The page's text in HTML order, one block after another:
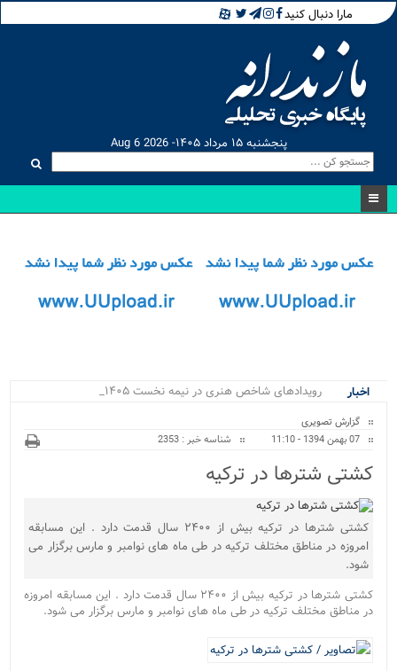
مارا دنبال کنید
پنجشنبه ۱۵ مرداد ۱۴۰۵- Aug 6 2026
اخبار
رویدادهای شاخص هنری در نیمه نخست ۱۴۰۵ در م.
گزارش تصویری
07 بهمن 1394 - 11:10
شناسه خبر : 2353
کشتی شتر‌ها در ترکیه
کشتی شترها در ترکیه بیش از ۲۴۰۰ سال قدمت دارد . این مسابقه
امروزه در مناطق مختلف ترکیه در طی ماه های نوامبر و مارس برگزار می
شود.
کشتی شترها در ترکیه بیش از ۲۴۰۰ سال قدمت دارد . این مسابقه امروزه
در مناطق مختلف ترکیه در طی ماه های نوامبر و مارس برگزار می شود.